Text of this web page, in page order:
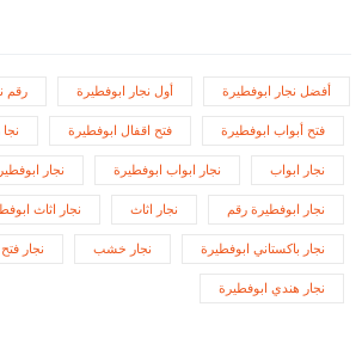
أفضل نجار ابوفطيرة أول نجار ابوفطيرة رقم
فتح أبواب ابوفطيرة فتح اقفال ابوفطيرة
نجار ابواب نجار ابواب ابوفطيرة نجار
نجار ابوفطيرة رقم نجار اثاث نجار اثاث
نجار باكستاني ابوفطيرة نجار خشب نجار
نجار هندي ابوفطيرة